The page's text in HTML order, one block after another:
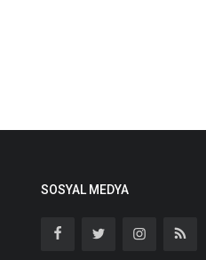
SOSYAL MEDYA